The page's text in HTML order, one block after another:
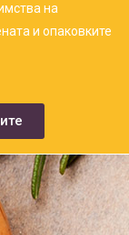
на
и опаковките